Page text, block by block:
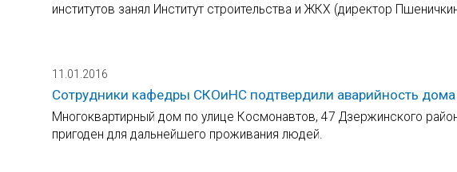
институтов занял Институт строительства и ЖКХ (директор
11.01.2016
Сотрудники кафедры СКОиНС подтвердили аварийность дома
Многоквартирный дом по улице Космонавтов, 47 Дзержинского
пригоден для дальнейшего проживания людей.